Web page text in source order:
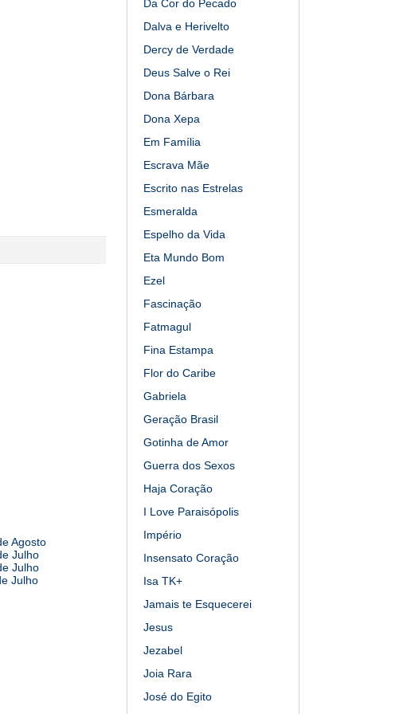
Agosto
Julho
Julho
Julho
Da Cor do Pecado
Dalva e Herivelto
Dercy de Verdade
Deus Salve o Rei
Dona Bárbara
Dona Xepa
Em Família
Escrava Mãe
Escrito nas Estrelas
Esmeralda
Espelho da Vida
Eta Mundo Bom
Ezel
Fascinação
Fatmagul
Fina Estampa
Flor do Caribe
Gabriela
Geração Brasil
Gotinha de Amor
Guerra dos Sexos
Haja Coração
I Love Paraisópolis
Império
Insensato Coração
Isa TK+
Jamais te Esquecerei
Jesus
Jezabel
Joia Rara
José do Egito